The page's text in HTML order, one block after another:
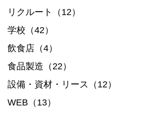
リクルート（12）
学校（42）
飲食店（4）
食品製造（22）
設備・資材・リース（12）
WEB（13）